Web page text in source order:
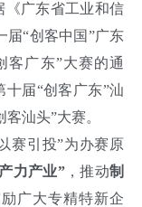
《广东省工业和信
届“创客中国”广东
客广东”大赛的通
届“创客广东”汕
汕头”大赛。
引投”为办赛原
力产业”，推动制
励广大专精特新企